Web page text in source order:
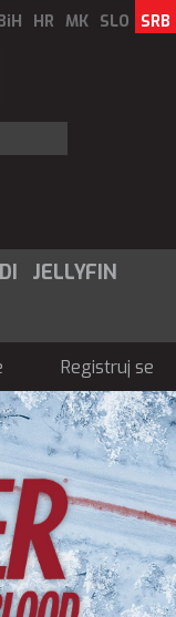
HR MK SLO SRB
JELLYFIN
Registruj se